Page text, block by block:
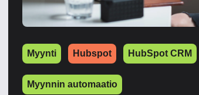
Myynti Hubspot HubSpot CRM
Myynnin automaatio